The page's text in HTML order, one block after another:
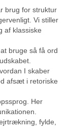
brug for struktur
Vi stiller
af klassiske
bruge så få ord
I skaber
afsæt i retoriske
Her
fylde,